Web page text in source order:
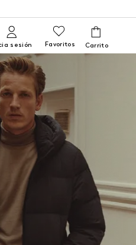
sesión Favoritos